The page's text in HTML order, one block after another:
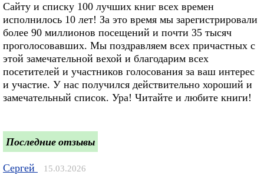
Сайту и списку 100 лучших книг всех времен
исполнилось 10 лет! За это время мы зарегистрировали
более 90 миллионов посещений и почти 35 тысяч
проголосовавших. Мы поздравляем всех причастных с
этой замечательной вехой и благодарим всех
посетителей и участников голосования за ваш интерес
и участие. У нас получился действительно хороший и
замечательный список. Ура! Читайте и любите книги!
Последние отзывы
Сергей 15.03.2026